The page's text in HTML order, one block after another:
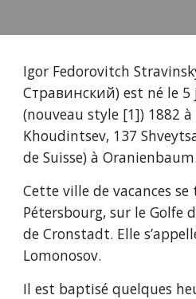
Igor Fedorovitch
Стравинский) est né le
(nouveau style [1]) 1882
Khoudintsev, 137
de Suisse) à Oranienbaum.
Cette ville de vacances
Pétersbourg, sur le Golfe
de Cronstadt. Elle
Lomonosov.
Il est baptisé quelques